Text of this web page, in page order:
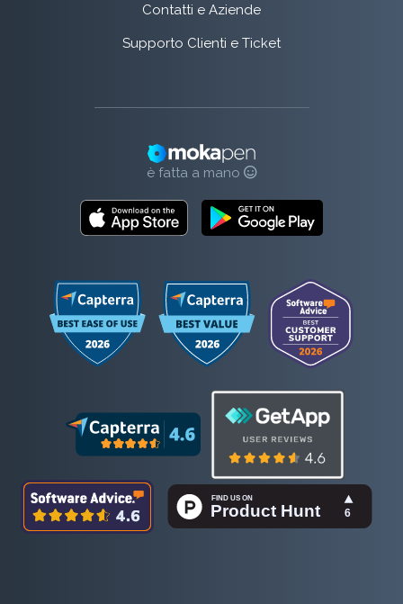
Contatti e Aziende
Supporto Clienti e Ticket
è fatta a mano